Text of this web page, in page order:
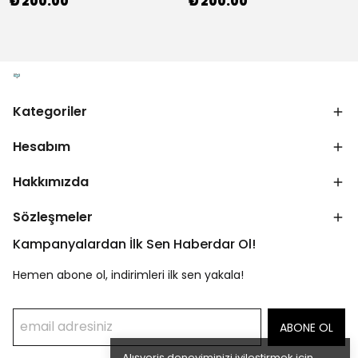
Kategoriler
Hesabım
Hakkımızda
Sözleşmeler
Kampanyalardan İlk Sen Haberdar Ol!
Hemen abone ol, indirimleri ilk sen yakala!
ABONE OL